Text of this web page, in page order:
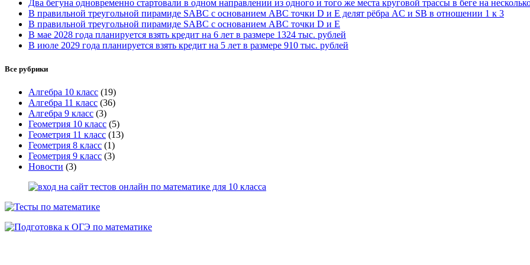
Два бегуна одновременно стартовали в одном направлении из одного и того же места круговой трассы в беге на
В правильной треугольной пирамиде SABC с основанием АВС точки D и E делят рёбра AC и SB в отношении 1 к 3
В правильной треугольной пирамиде SABC с основанием АВС точки D и E
В мае 2028 года планируется взять кредит на 6 лет в размере 1324 тыс. рублей
В июле 2029 года планируется взять кредит на 5 лет в размере 910 тыс. рублей
Все рубрики
Алгебра 10 класс (19)
Алгебра 11 класс (36)
Алгебра 9 класс (3)
Геометрия 10 класс (5)
Геометрия 11 класс (13)
Геометрия 8 класс (1)
Геометрия 9 класс (3)
Новости (3)